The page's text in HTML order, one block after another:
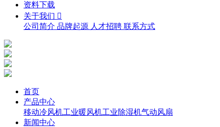
资料下载
关于我们 
公司简介 品牌起源 人才招聘 联系方式
首页
产品中心
移动冷风机工业暖风机工业除湿机气动风扇
新闻中心